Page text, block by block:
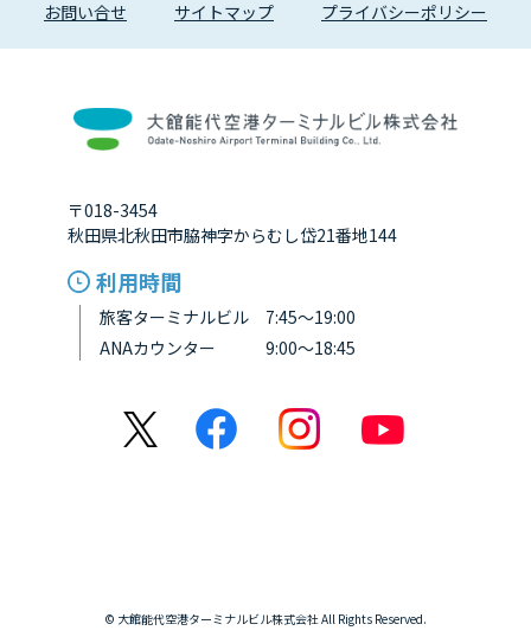
お問い合せ サイトマップ プライバシーポリシー
〒018-3454
秋田県北秋田市脇神字からむし岱21番地144
利用時間
旅客ターミナルビル 7:45～19:00
ANAカウンター 9:00～18:45
© 大館能代空港ターミナルビル株式会社 All Rights Reserved.